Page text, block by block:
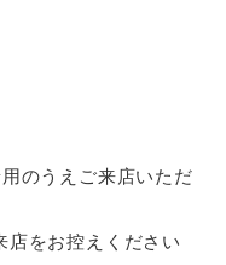
のうえご来店いただ
店をお控えください